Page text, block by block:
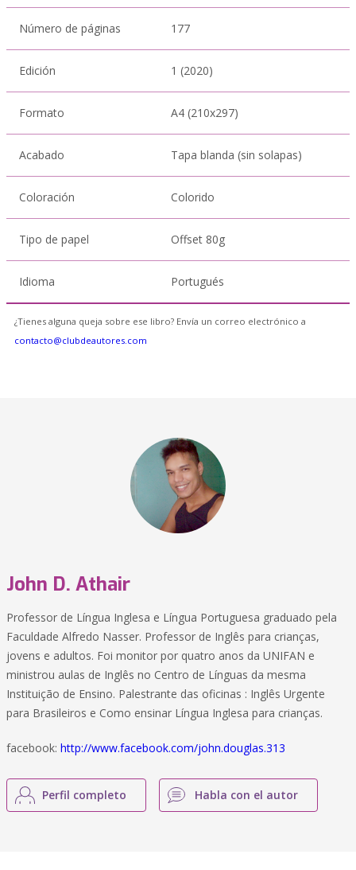
Número de páginas 177
Edición 1 (2020)
Formato A4 (210x297)
Acabado Tapa blanda (sin solapas)
Coloración Colorido
Tipo de papel Offset 80g
Idioma Portugués
¿Tienes alguna queja sobre ese libro? Envía un correo electrónico a
contacto@clubdeautores.com
John D. Athair
Professor de Língua Inglesa e Língua Portuguesa graduado pela
Faculdade Alfredo Nasser. Professor de Inglês para crianças,
jovens e adultos. Foi monitor por quatro anos da UNIFAN e
ministrou aulas de Inglês no Centro de Línguas da mesma
Instituição de Ensino. Palestrante das oficinas : Inglês Urgente
para Brasileiros e Como ensinar Língua Inglesa para crianças.
facebook: http://www.facebook.com/john.douglas.313
Perfil completo Habla con el autor